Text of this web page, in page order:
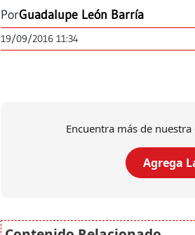
PorGuadalupe León Barría
19/09/2016 11:34
Encuentra más de
Agrega